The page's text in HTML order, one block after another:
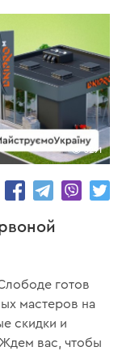
3291
готов
мастеров на
скидки и
вас, чтобы